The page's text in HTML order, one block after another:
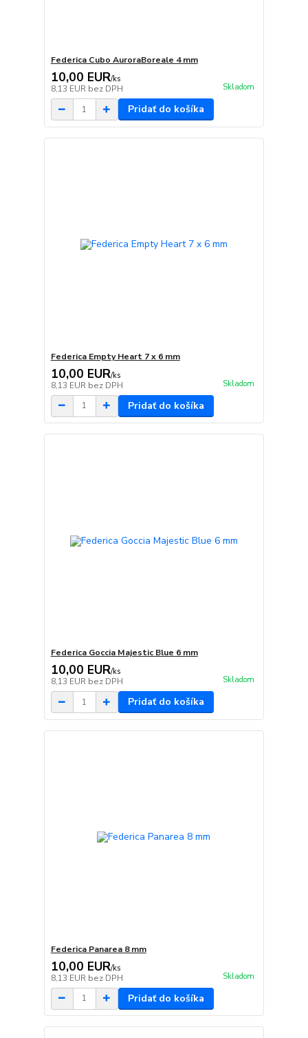
Federica Cubo AuroraBoreale 4 mm
10,00 EUR/ks
8,13 EUR bez DPH Skladom
Pridať do košíka
Federica Empty Heart 7 x 6 mm
10,00 EUR/ks
8,13 EUR bez DPH Skladom
Pridať do košíka
Federica Goccia Majestic Blue 6 mm
10,00 EUR/ks
8,13 EUR bez DPH Skladom
Pridať do košíka
Federica Panarea 8 mm
10,00 EUR/ks
8,13 EUR bez DPH Skladom
Pridať do košíka